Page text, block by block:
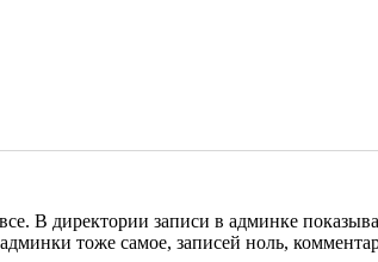
В директории записи в админке
тоже самое, записей ноль,